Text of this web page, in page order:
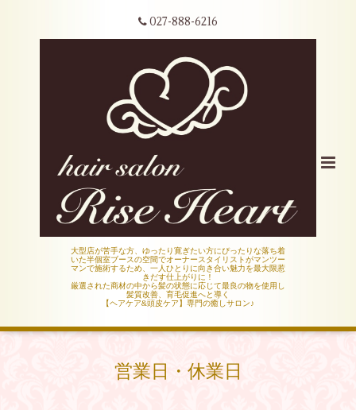
027-888-6216
大型店が苦手な方、ゆったり寛ぎたい方にぴったりな落ち着
いた半個室ブースの空間でオーナースタイリストがマンツー
マンで施術するため、一人ひとりに向き合い魅力を最大限惹
きだす仕上がりに！
厳選された商材の中から髪の状態に応じて最良の物を使用し
髪質改善、育毛促進へと導く
【ヘアケア&頭皮ケア】専門の癒しサロン♪
営業日・休業日